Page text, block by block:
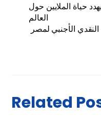
حياة الملايين حول
العالم
الأجنبي لمصر
Related